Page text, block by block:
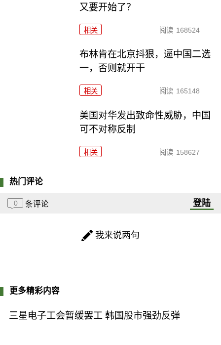
又要开始了？
相关 阅读 168524
布林肯在北京抖狠，逼中国二选
一，否则就开干
相关 阅读 165148
美国对华发出致命性威胁，中国
可不对称反制
相关 阅读 158627
热门评论
0 条评论 登陆
我来说两句
更多精彩内容
三星电子工会暂缓罢工 韩国股市强劲反弹